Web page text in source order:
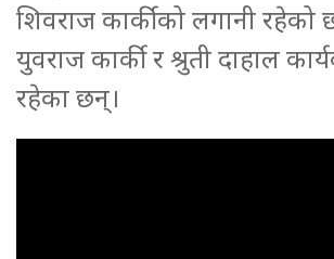
शिवराज कार्कीको लगानी रहेको छ
युवराज कार्की र श्रुती दाहाल
रहेका छन्।